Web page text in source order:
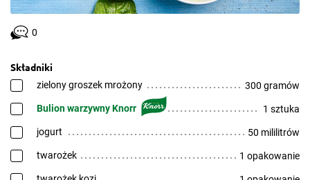
0
Składniki
zielony groszek mrożony 300 gramów
Bulion warzywny Knorr 1 sztuka
jogurt 50 mililitrów
twarożek 1 opakowanie